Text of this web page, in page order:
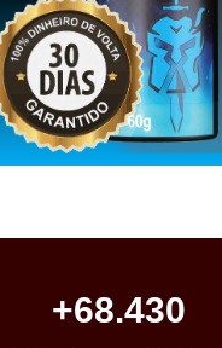
+68.430